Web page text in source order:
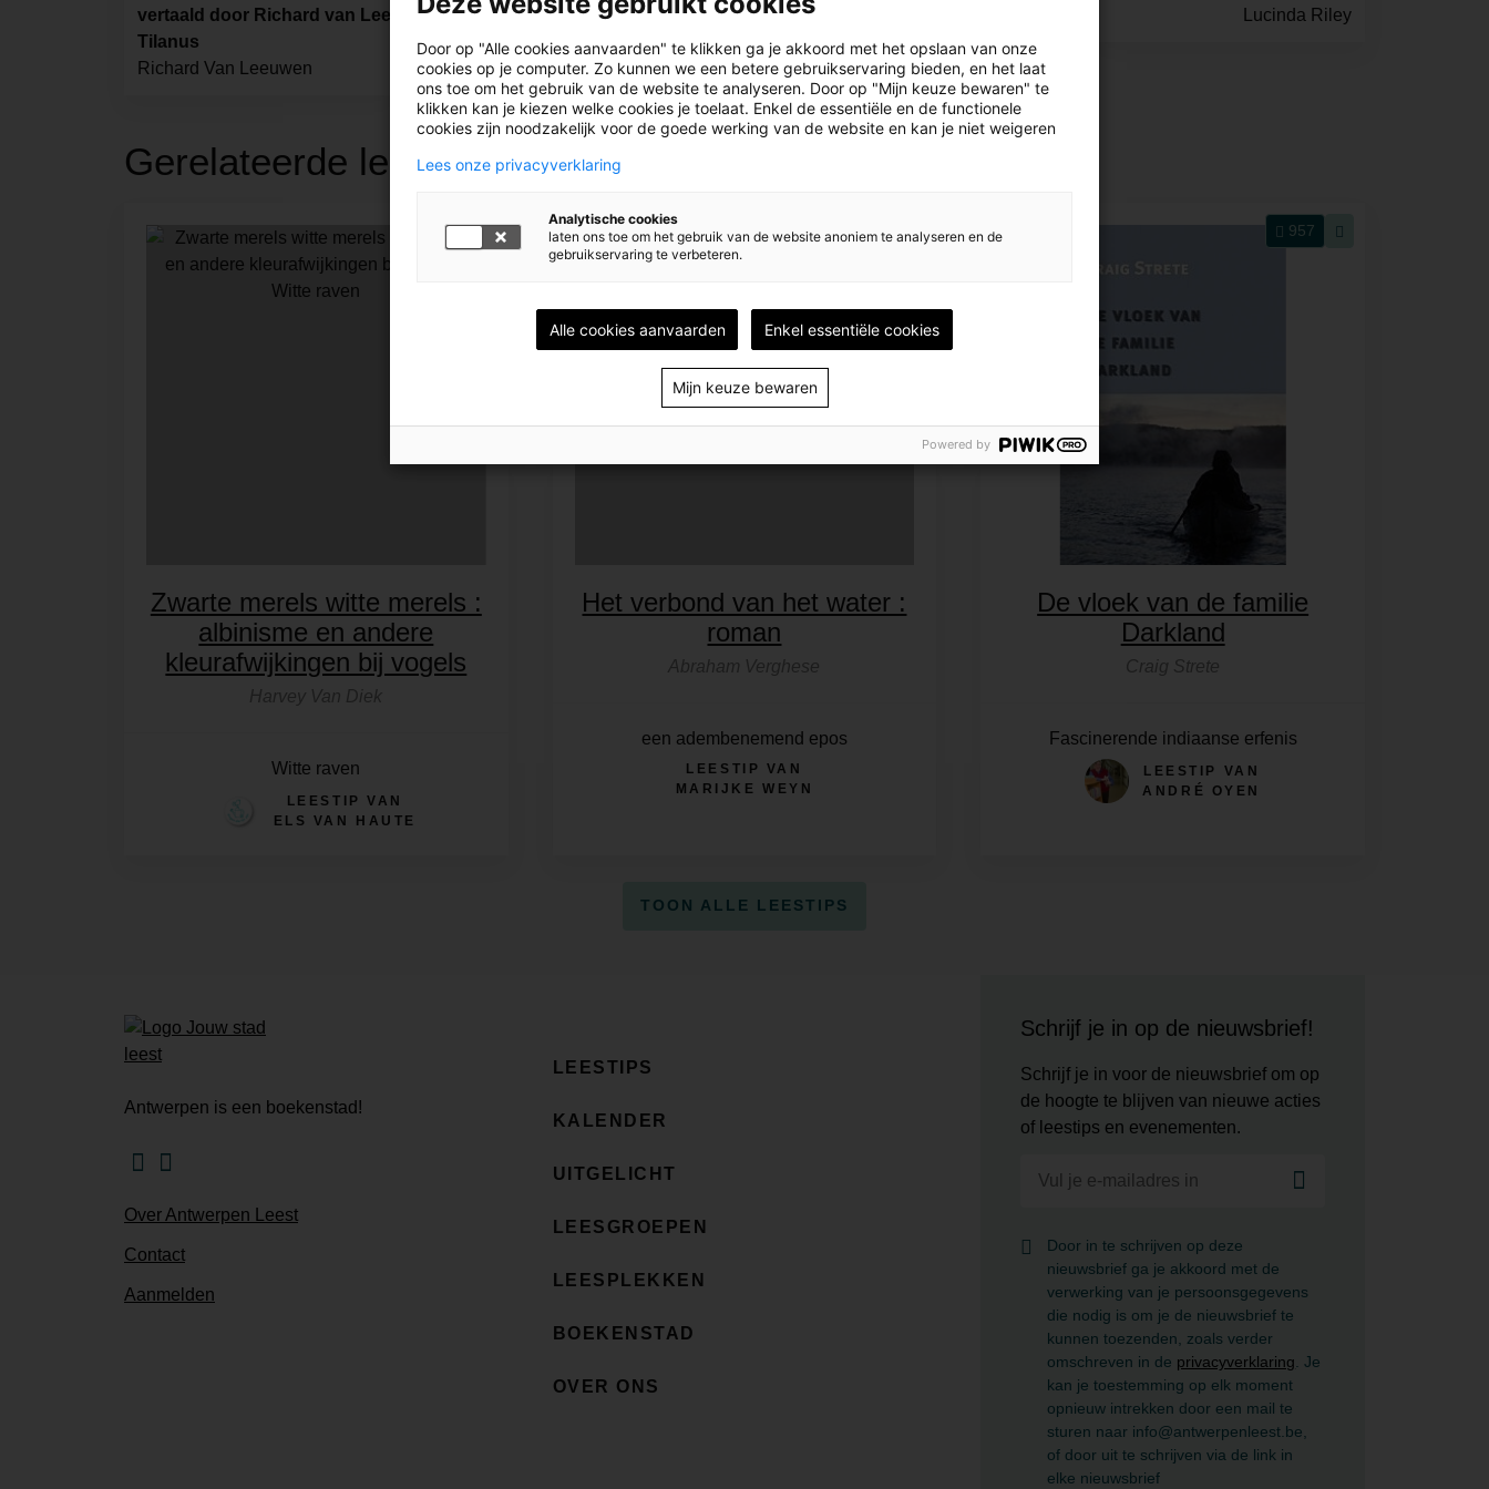
vertaald door Richard van Leeuwen ; ill. door Floris
Tilanus
Richard Van Leeuwen
Lucinda Riley
Gerelateerde leestips
1085
Zwarte merels witte merels :
albinisme en andere
kleurafwijkingen bij vogels
Harvey Van Diek
Witte raven
LEESTIP VAN
ELS VAN HAUTE
892 1
Het verbond van het water :
roman
Abraham Verghese
een adembenemend epos
LEESTIP VAN
MARIJKE WEYN
957
De vloek van de familie
Darkland
Craig Strete
Fascinerende indiaanse erfenis
LEESTIP VAN
ANDRÉ OYEN
TOON ALLE LEESTIPS
Antwerpen is een boekenstad!
Facebook
Over Antwerpen Leest
Contact
Aanmelden
LEESTIPS
KALENDER
UITGELICHT
LEESGROEPEN
LEESPLEKKEN
BOEKENSTAD
OVER ONS
Schrijf je in op de nieuwsbrief!
Schrijf je in voor de nieuwsbrief om op
de hoogte te blijven van nieuwe acties
of leestips en evenementen.
Door in te schrijven op deze
nieuwsbrief ga je akkoord met de
verwerking van je persoonsgegevens
die nodig is om je de nieuwsbrief te
kunnen toezenden, zoals verder
omschreven in de privacyverklaring . Je
kan je toestemming op elk moment
opnieuw intrekken door een mail te
sturen naar info@antwerpenleest.be,
of door uit te schrijven via de link in
elke nieuwsbrief
Door op "Alle cookies aanvaarden" te klikken ga je akkoord met het opslaan van onze
cookies op je computer. Zo kunnen we een betere gebruikservaring bieden, en het laat
ons toe om het gebruik van de website te analyseren. Door op "Mijn keuze bewaren" te
klikken kan je kiezen welke cookies je toelaat. Enkel de essentiële en de functionele
cookies zijn noodzakelijk voor de goede werking van de website en kan je niet weigeren
Lees onze privacyverklaring
Analytische cookies
laten ons toe om het gebruik van de website anoniem te analyseren en de
gebruikservaring te verbeteren.
Alle cookies aanvaarden Enkel essentiële cookies
Mijn keuze bewaren
Powered by